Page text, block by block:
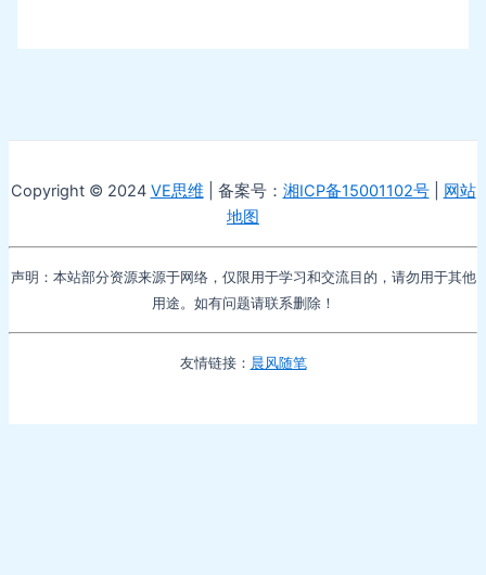
Copyright © 2024 VE思维 | 备案号： 湘ICP备15001102号| 网站
地图
声明：本站部分资源来源于网络，仅限用于学习和交流目的，请勿用于其他
用途。如有问题请联系删除！
友情链接： 晨风随笔